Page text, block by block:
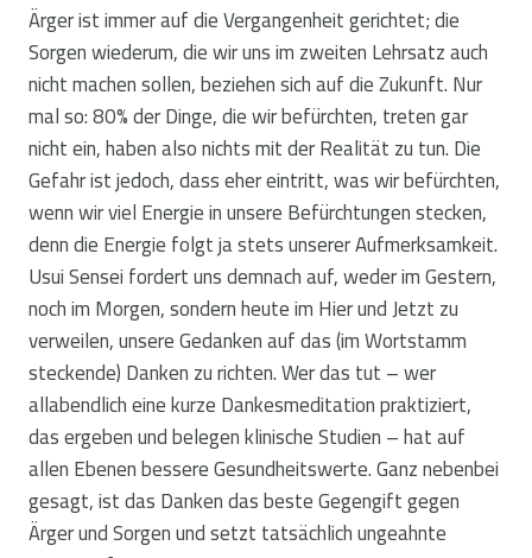
Ärger ist immer auf die Vergangenheit gerichtet; die
Sorgen wiederum, die wir uns im zweiten Lehrsatz auch
nicht machen sollen, beziehen sich auf die Zukunft. Nur
mal so: 80% der Dinge, die wir befürchten, treten gar
nicht ein, haben also nichts mit der Realität zu tun. Die
Gefahr ist jedoch, dass eher eintritt, was wir befürchten,
wenn wir viel Energie in unsere Befürchtungen stecken,
denn die Energie folgt ja stets unserer Aufmerksamkeit.
Usui Sensei fordert uns demnach auf, weder im Gestern,
noch im Morgen, sondern heute im Hier und Jetzt zu
verweilen, unsere Gedanken auf das (im Wortstamm
steckende) Danken zu richten. Wer das tut – wer
allabendlich eine kurze Dankesmeditation praktiziert,
das ergeben und belegen klinische Studien – hat auf
allen Ebenen bessere Gesundheitswerte. Ganz nebenbei
gesagt, ist das Danken das beste Gegengift gegen
Ärger und Sorgen und setzt tatsächlich ungeahnte